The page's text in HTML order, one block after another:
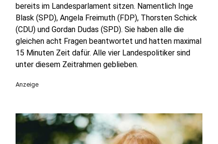
bereits im Landesparlament sitzen. Namentlich Inge
Blask (SPD), Angela Freimuth (FDP), Thorsten Schick
(CDU) und Gordan Dudas (SPD). Sie haben alle die
gleichen acht Fragen beantwortet und hatten maximal
15 Minuten Zeit dafür. Alle vier Landespolitiker sind
unter diesem Zeitrahmen geblieben.
Anzeige